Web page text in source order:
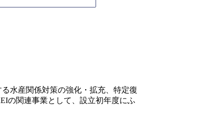
水産関係対策の強化・拡充、特定復
の関連事業として、設立初年度にふ